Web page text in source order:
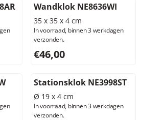
30,54
Wandklok NE8636WI
35 x 35 x 4 cm
In voorraad, binnen 3 werkdagen
verzonden.
Prijs: 46,00, exclusief btw:
€46,00
Stationsklok NE3998ST
Ø 19 x 4 cm
In voorraad, binnen 3 werkdagen
verzonden.